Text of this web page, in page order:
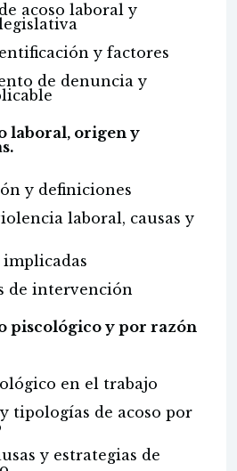
acoso laboral y
y factores
de denuncia y
laboral, origen y
y definiciones
laboral, causas y
implicadas
de intervención
piscológico y por razón
en el trabajo
tipologías de acoso por
y estrategias de